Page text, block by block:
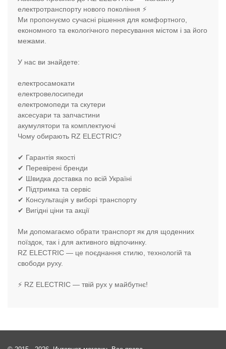
електротранспорту нового покоління ⚡
Ми пропонуємо сучасні рішення для комфортного,
економного та екологічного пересування містом і за його
межами.
У нас ви знайдете:
електросамокати
електровелосипеди
електромопеди та скутери
аксесуари та запчастини
акумулятори та комплектуючі
Чому обирають RZ ELECTRIC?
✔ Гарантія якості
✔ Перевірені бренди
✔ Швидка доставка по всій Україні
✔ Підтримка та сервіс
✔ Консультація у виборі транспорту
✔ Вигідні ціни та акції
Ми допомагаємо обрати транспорт як для щоденних
поїздок, так і для активного відпочинку.
RZ ELECTRIC — це поєднання стилю, технологій та
свободи руху.
⚡ RZ ELECTRIC — твій рух у майбутнє!